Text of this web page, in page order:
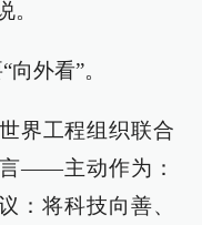
。
外看”。
界工程组织联合
——主动作为：
：将科技向善、